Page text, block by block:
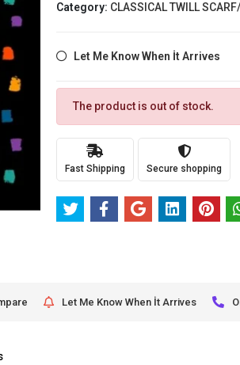
Category: CLASSICAL TWILL
Let Me Know When İt Arrives
The product is out of stock.
Fast Shipping Secure shopping
Let Me Know When İt Arrives